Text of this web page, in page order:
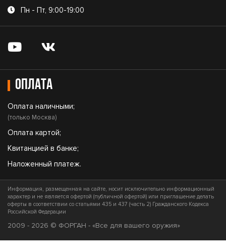
Пн - Пт, 9:00-19:00
Оплата
Оплата наличными;
(только Москва)
Оплата картой;
Квитанцией в банке;
Наложенный платеж.
Информация, размещенная на сайте, носит исключительно информационный
характер и не является офертой (публичной офертой) или приглашение делать
оферты в соответствии со статьями 435 и 437 (часть 2) Гражданского Кодекса
Российской Федерации
2009 - 2026 © ФОРГАН - «Все для вашего оружия»